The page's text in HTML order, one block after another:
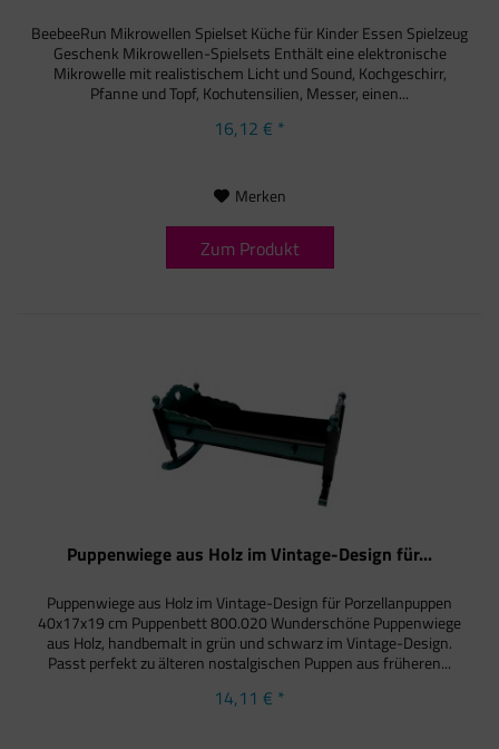
BeebeeRun Mikrowellen Spielset Küche für Kinder Essen Spielzeug
Geschenk Mikrowellen-Spielsets Enthält eine elektronische
Mikrowelle mit realistischem Licht und Sound, Kochgeschirr,
Pfanne und Topf, Kochutensilien, Messer, einen...
16,12 € *
Merken
Zum Produkt
Puppenwiege aus Holz im Vintage-Design für...
Puppenwiege aus Holz im Vintage-Design für Porzellanpuppen
40x17x19 cm Puppenbett 800.020 Wunderschöne Puppenwiege
aus Holz, handbemalt in grün und schwarz im Vintage-Design.
Passt perfekt zu älteren nostalgischen Puppen aus früheren...
14,11 € *